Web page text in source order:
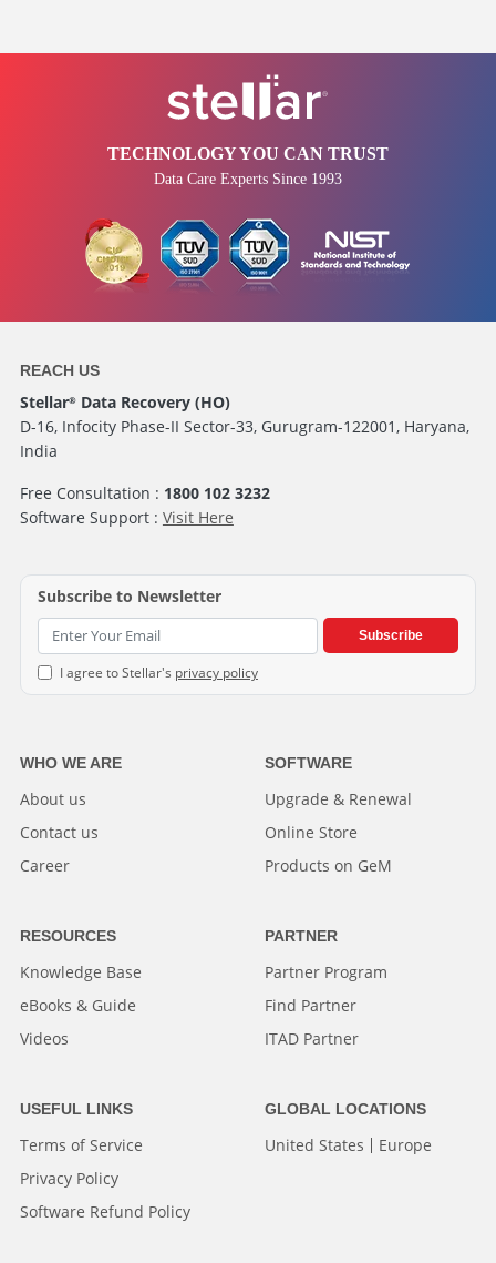
TECHNOLOGY YOU CAN TRUST
Data Care Experts Since 1993
REACH US
Stellar®Data Recovery (HO)
D-16, Infocity Phase-II Sector-33, Gurugram-122001, Haryana,
India
Free Consultation : 1800 102 3232
Software Support : Visit Here
Subscribe to Newsletter
Subscribe
I agree to Stellar's privacy policy
WHO WE ARE
About us
Contact us
Career
SOFTWARE
Upgrade & Renewal
Online Store
Products on GeM
RESOURCES
Knowledge Base
eBooks & Guide
Videos
PARTNER
Partner Program
Find Partner
ITAD Partner
USEFUL LINKS
Terms of Service
Privacy Policy
Software Refund Policy
GLOBAL LOCATIONS
United States Europe